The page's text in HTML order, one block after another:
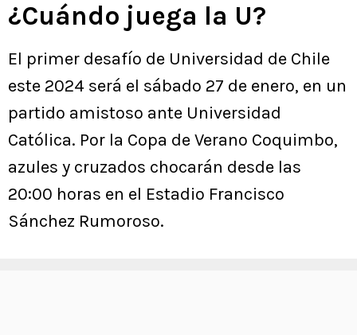
¿Cuándo juega la U?
El primer desafío de Universidad de Chile
este 2024 será el sábado 27 de enero, en un
partido amistoso ante Universidad
Católica. Por la Copa de Verano Coquimbo,
azules y cruzados chocarán desde las
20:00 horas en el Estadio Francisco
Sánchez Rumoroso.